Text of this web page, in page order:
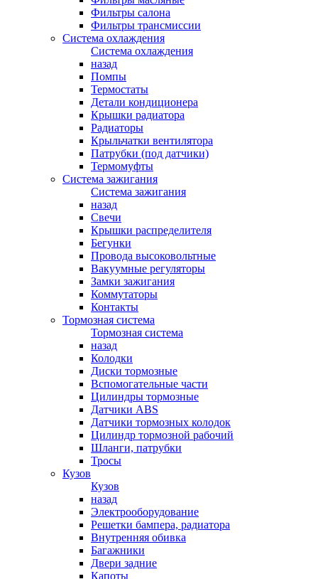
Фильтры салона
Фильтры трансмиссии
Система охлаждения
Система охлаждения
назад
Помпы
Термостаты
Детали кондиционера
Крышки радиатора
Радиаторы
Крыльчатки вентилятора
Патрубки (под датчики)
Термомуфты
Система зажигания
Система зажигания
назад
Свечи
Крышки распределителя
Бегунки
Провода высоковольтные
Вакуумные регуляторы
Замки зажигания
Коммутаторы
Контакты
Тормозная система
Тормозная система
назад
Колодки
Диски тормозные
Вспомогательные части
Цилиндры тормозные
Датчики ABS
Датчики тормозных колодок
Цилиндр тормозной рабочий
Шланги, патрубки
Тросы
Кузов
Кузов
назад
Электрооборудование
Решетки бампера, радиатора
Внутренняя обивка
Багажники
Двери задние
Капоты